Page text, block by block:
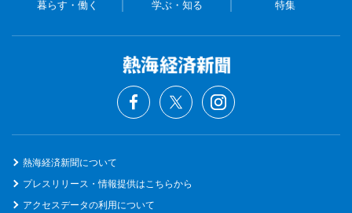
暮らす・働く 学ぶ・知る 特集
熱海経済新聞について
プレスリリース・情報提供はこちらから
アクセスデータの利用について